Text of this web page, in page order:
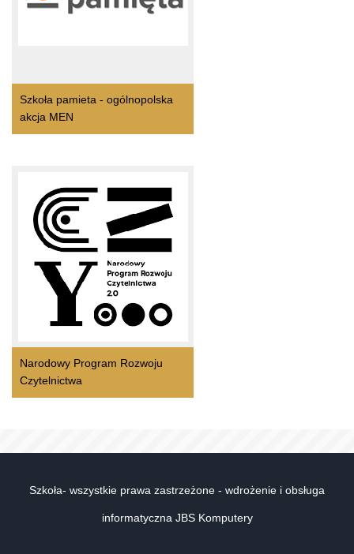
Szkoła pamieta - ogólnopolska
akcja MEN
Narodowy Program Rozwoju
Czytelnictwa
Szkoła- wszystkie prawa zastrzeżone - wdrożenie i obsługa
informatyczna JBS Komputery